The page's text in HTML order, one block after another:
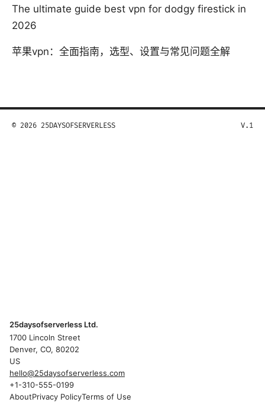
The ultimate guide best vpn for dodgy firestick in
2026
苹果vpn：全面指南，选型、设置与常见问题全解
© 2026 25DAYSOFSERVERLESS V.1
25daysofserverless Ltd.
1700 Lincoln Street
Denver, CO, 80202
US
hello@25daysofserverless.com
+1-310-555-0199
AboutPrivacy PolicyTerms of Use